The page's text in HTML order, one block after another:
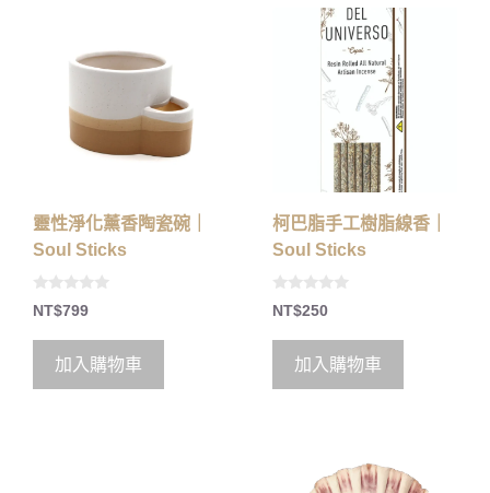
靈性淨化薰香陶瓷碗｜
Soul Sticks
0
o
5
NT$799
加入購物車
柯巴脂手工樹脂線香｜
Soul Sticks
0
o
5
NT$250
加入購物車